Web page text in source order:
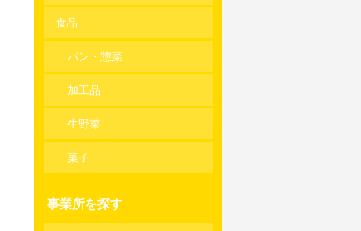
食品
パン・惣菜
加工品
生野菜
菓子
事業所を探す